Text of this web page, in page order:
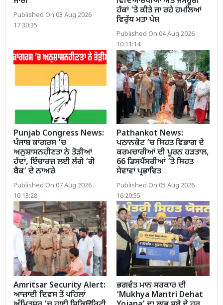
Published On 03 Aug 2026
17:30:35
ਹੱਕਾਂ 'ਤੇ ਕੀਤੇ ਜਾ ਰਹੇ ਹਮਲਿਆਂ
ਵਿਰੁੱਧ ਮਤਾ ਪੇਸ਼
Published On 04 Aug 2026
10:11:14
Punjab Congress News:
ਪੰਜਾਬ ਕਾਂਗਰਸ ’ਚ
ਅਨੁਸ਼ਾਸਨਹੀਣਤਾ ਨੇ ਤੋੜੀਆਂ
ਹੱਦਾਂ, ਇੰਚਾਰਜ਼ ਲਈ ਲੱਗੇ ‘ਗੋ
ਬੈਕ’ ਦੇ ਨਾਅਰੇ
Published On 07 Aug 2026
10:13:28
Pathankot News:
ਪਠਾਨਕੋਟ ’ਚ ਸਿਹਤ ਵਿਭਾਗ ਦੇ
ਕਰਮਚਾਰੀਆਂ ਦੀ ਪੂਰਨ ਹੜਤਾਲ,
66 ਡਿਸਪੈਂਸਰੀਆਂ ’ਤੇ ਸਿਹਤ
ਸੇਵਾਵਾਂ ਪ੍ਰਭਾਵਿਤ
Published On 05 Aug 2026
16:20:55
Amritsar Security Alert:
ਆਜ਼ਾਦੀ ਦਿਵਸ ਤੋਂ ਪਹਿਲਾਂ
ਭਗਵੰਤ ਮਾਨ ਸਰਕਾਰ ਦੀ
‘Mukhya Mantri Dehat